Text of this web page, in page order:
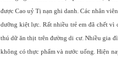
được Cao uỷ Tị nạn ghi danh. Các nhân
dưỡng kiệt lực. Rất nhiều trẻ em đã chết
thú dữ ăn thịt trên đường di cư. Nhiều gia
không có thực phẩm và nước uống. Hiện